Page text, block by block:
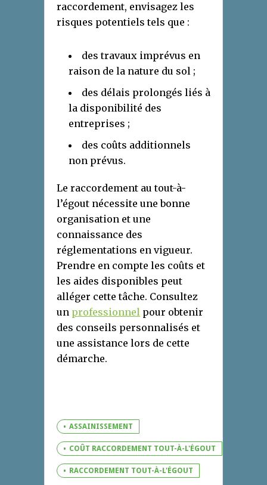
raccordement, envisagez les
risques potentiels tels que :
des travaux imprévus en
raison de la nature du sol ;
des délais prolongés liés à
la disponibilité des
entreprises ;
des coûts additionnels
non prévus.
Le raccordement au tout-à-
l’égout nécessite une bonne
organisation et une
connaissance des
réglementations en vigueur.
Prendre en compte les coûts et
les aides disponibles peut
alléger cette tâche. Consultez
un professionnel pour obtenir
des conseils personnalisés et
une assistance lors de cette
démarche.
ASSAINISSEMENT
COÛT RACCORDEMENT TOUT-À-L'ÉGOUT
RACCORDEMENT TOUT-À-L'ÉGOUT